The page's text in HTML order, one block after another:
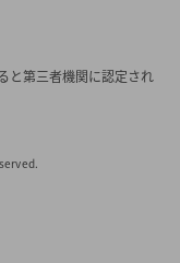
と第三者機関に認定され